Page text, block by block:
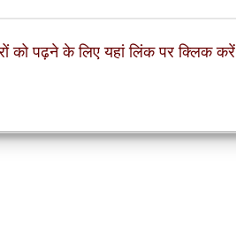
को पढ़ने के लिए यहां लिंक पर क्लिक करें